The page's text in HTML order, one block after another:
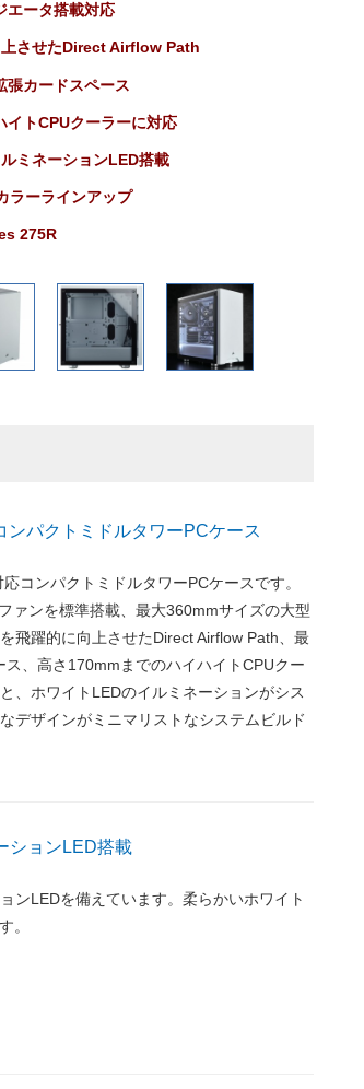
エータ搭載対応
上させたDirect Airflow Path
張カードスペース
トCPUクーラーに対応
ミネーションLED搭載
ラーラインアップ
275R
パクトミドルタワーPCケース
コンパクトミドルタワーPCケースです。
ァンを標準搭載、最大360mmサイズの大型
飛躍的に向上させたDirect Airflow Path、最
、高さ170mmまでのハイハイトCPUクー
、ホワイトLEDのイルミネーションがシス
デザインがミニマリストなシステムビルド
ションLED搭載
ンLEDを備えています。柔らかいホワイト
。